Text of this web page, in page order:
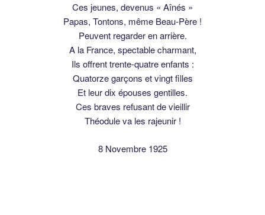
Ces jeunes, devenus « Aînés »
Papas, Tontons, même Beau-Père !
Peuvent regarder en arrière.
A la France, spectable charmant,
Ils offrent trente-quatre enfants :
Quatorze garçons et vingt filles
Et leur dix épouses gentilles.
Ces braves refusant de vieillir
Théodule va les rajeunir !
8 Novembre 1925